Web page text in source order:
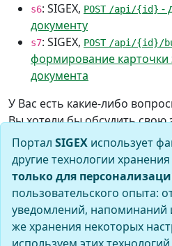
s6: SIGEX, POST /api/{id} -
документу
s7: SIGEX, POST /api/{id}/
формирование карточки
документа
У Вас есть какие-либо
Вы хотели бы обсудить свою
нами, будем рады помочь!
Портал SIGEX использует
другие технологии
только для
пользовательского опыта:
уведомлений, напоминаний
же хранения некоторых